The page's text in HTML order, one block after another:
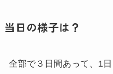
当日の様子は？
全部で３日間あって、1